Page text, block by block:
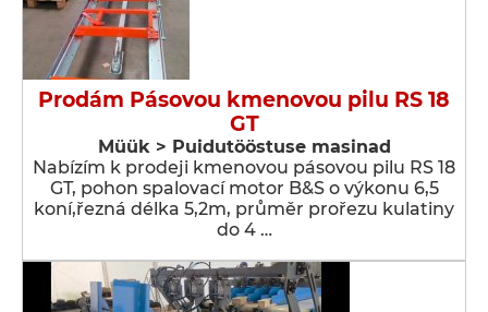
Prodám Pásovou kmenovou pilu RS 18
GT
Müük > Puidutööstuse masinad
Nabízím k prodeji kmenovou pásovou pilu RS 18
GT, pohon spalovací motor B&S o výkonu 6,5
koní,řezná délka 5,2m, průměr prořezu kulatiny
do 4 …